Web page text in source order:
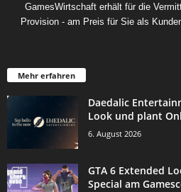
GamesWirtschaft erhält für die
Provision - am Preis für Sie als
Mehr erfahren
Daedalic
Look und plant
6. August 2026
GTA 6 Extended
Special am